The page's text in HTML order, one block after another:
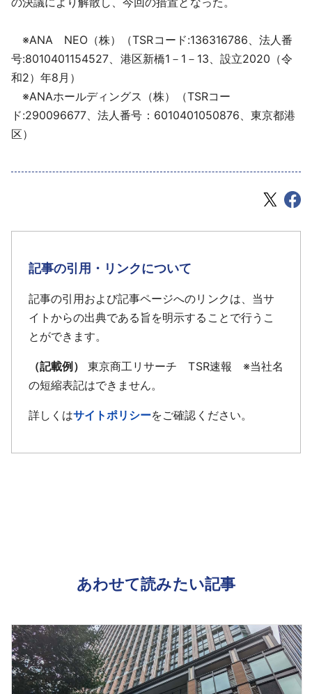
※ANA NEO（株）（TSRコード:136316786、法人番
号:8010401154527、港区新橋1－1－13、設立2020（令
和2）年8月）
※ANAホールディングス（株）（TSRコー
ド:290096677、法人番号：6010401050876、東京都港
区）
記事の引用・リンクについて
記事の引用および記事ページへのリンクは、当サ
イトからの出典である旨を明示することで行うこ
とができます。
（記載例）
東京商工リサーチ TSR速報 ※当社名
の短縮表記はできません。
詳しくはサイトポリシーをご確認ください。
あわせて読みたい記事